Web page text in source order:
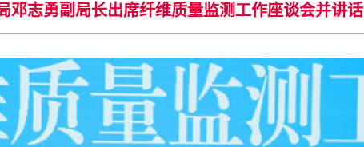
邓志勇副局长出席纤维质量监测工作座谈会并讲话